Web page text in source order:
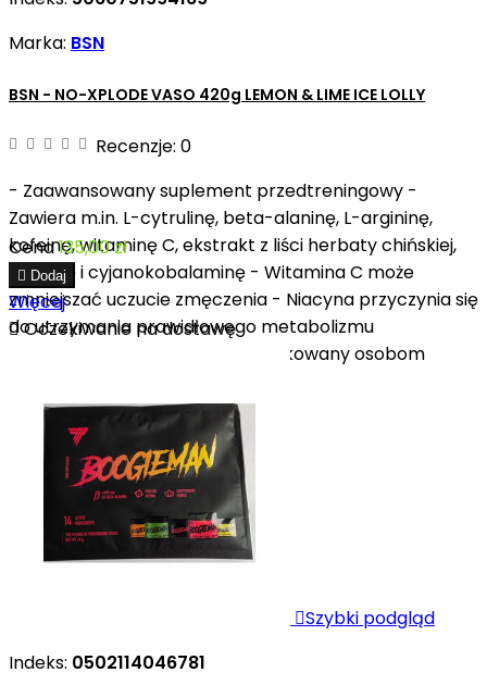
Marka: BSN
BSN - NO-XPLODE VASO 420g LEMON & LIME ICE LOLLY
Recenzje: 0
- Zaawansowany suplement przedtreningowy -
Zawiera m.in. L-cytrulinę, beta-alaninę, L-argininę,
kofeinę, witaminę C, ekstrakt z liści herbaty chińskiej,
niacynę i cyjanokobalaminę - Witamina C może
zmniejszać uczucie zmęczenia - Niacyna przyczynia się
do utrzymania prawidłowego metabolizmu
energetycznego - Produkt dedykowany osobom
Cena135,00 zł
 Dodaj
Więcej
Oczekiwanie na dostawę
Szybki podgląd
Indeks: 0502114046781